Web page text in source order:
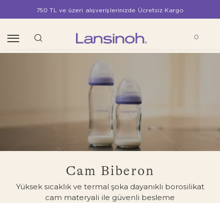
750 TL ve üzeri alışverişlerinizde Ücretsiz Kargo
0
Cam Biberon
Yüksek sıcaklık ve termal şoka dayanıklı borosilikat
cam materyali ile güvenli besleme